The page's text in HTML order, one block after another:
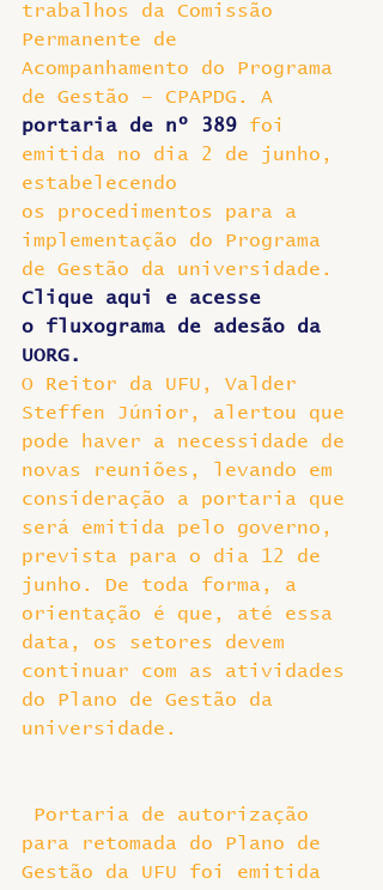
trabalhos da Comissão
Permanente de
Acompanhamento do Programa
de Gestão – CPAPDG. A
portaria de nº 389 foi
emitida no dia 2 de junho,
estabelecendo
os procedimentos para a
implementação do Programa
de Gestão da universidade.
Clique aqui e acesse
o fluxograma de adesão da
UORG.
O Reitor da UFU, Valder
Steffen Júnior, alertou que
pode haver a necessidade de
novas reuniões, levando em
consideração a portaria que
será emitida pelo governo,
prevista para o dia 12 de
junho. De toda forma, a
orientação é que, até essa
data, os setores devem
continuar com as atividades
do Plano de Gestão da
universidade.
para retomada do Plano de
Gestão da UFU foi emitida